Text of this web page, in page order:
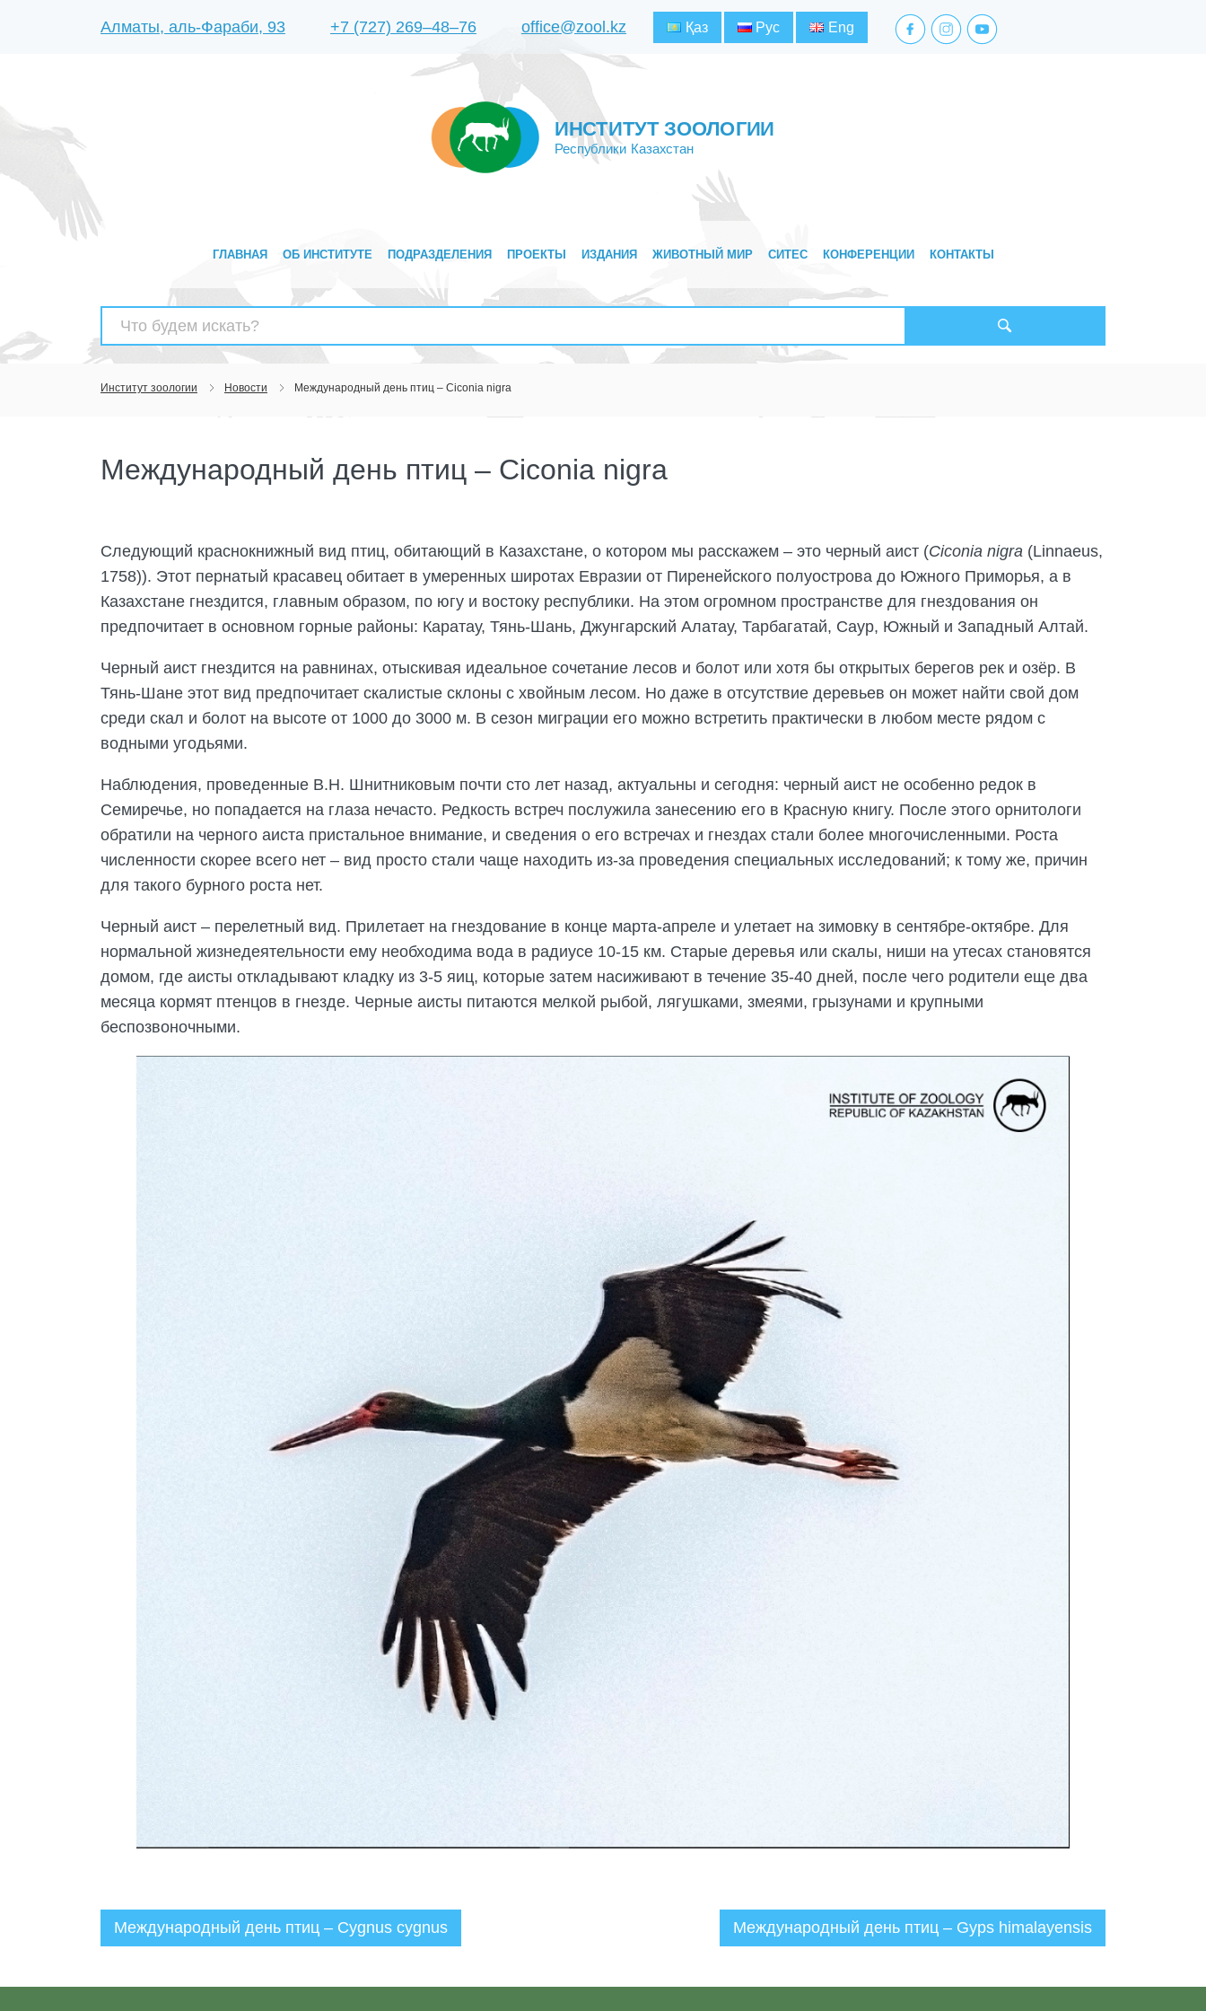
Алматы, аль-Фараби, 93 +7 (727) 269‒48‒76 office@zool.kz Қаз Рус Eng facebook.com
instagram.com
youtube.com
ИНСТИТУТ ЗООЛОГИИ
Республики Казахстан
ГЛАВНАЯ ОБ ИНСТИТУТЕ ПОДРАЗДЕЛЕНИЯ ПРОЕКТЫ ИЗДАНИЯ ЖИВОТНЫЙ МИР СИТЕС КОНФЕРЕНЦИИ КОНТАКТЫ
Найти:
Институт зоологии Новости Международный день птиц – Ciconia nigra
Международный день птиц – Ciconia nigra
Следующий краснокнижный вид птиц, обитающий в Казахстане, о котором мы расскажем – это черный аист (Ciconia nigra (Linnaeus,
1758)). Этот пернатый красавец обитает в умеренных широтах Евразии от Пиренейского полуострова до Южного Приморья, а в
Казахстане гнездится, главным образом, по югу и востоку республики. На этом огромном пространстве для гнездования он
предпочитает в основном горные районы: Каратау, Тянь-Шань, Джунгарский Алатау, Тарбагатай, Саур, Южный и Западный Алтай.
Черный аист гнездится на равнинах, отыскивая идеальное сочетание лесов и болот или хотя бы открытых берегов рек и озёр. В
Тянь-Шане этот вид предпочитает скалистые склоны с хвойным лесом. Но даже в отсутствие деревьев он может найти свой дом
среди скал и болот на высоте от 1000 до 3000 м. В сезон миграции его можно встретить практически в любом месте рядом с
водными угодьями.
Наблюдения, проведенные В.Н. Шнитниковым почти сто лет назад, актуальны и сегодня: черный аист не особенно редок в
Семиречье, но попадается на глаза нечасто. Редкость встреч послужила занесению его в Красную книгу. После этого орнитологи
обратили на черного аиста пристальное внимание, и сведения о его встречах и гнездах стали более многочисленными. Роста
численности скорее всего нет – вид просто стали чаще находить из-за проведения специальных исследований; к тому же, причин
для такого бурного роста нет.
Черный аист – перелетный вид. Прилетает на гнездование в конце марта-апреле и улетает на зимовку в сентябре-октябре. Для
нормальной жизнедеятельности ему необходима вода в радиусе 10-15 км. Старые деревья или скалы, ниши на утесах становятся
домом, где аисты откладывают кладку из 3-5 яиц, которые затем насиживают в течение 35-40 дней, после чего родители еще два
месяца кормят птенцов в гнезде. Черные аисты питаются мелкой рыбой, лягушками, змеями, грызунами и крупными
беспозвоночными.
Международный день птиц – Cygnus cygnus Международный день птиц – Gyps himalayensis